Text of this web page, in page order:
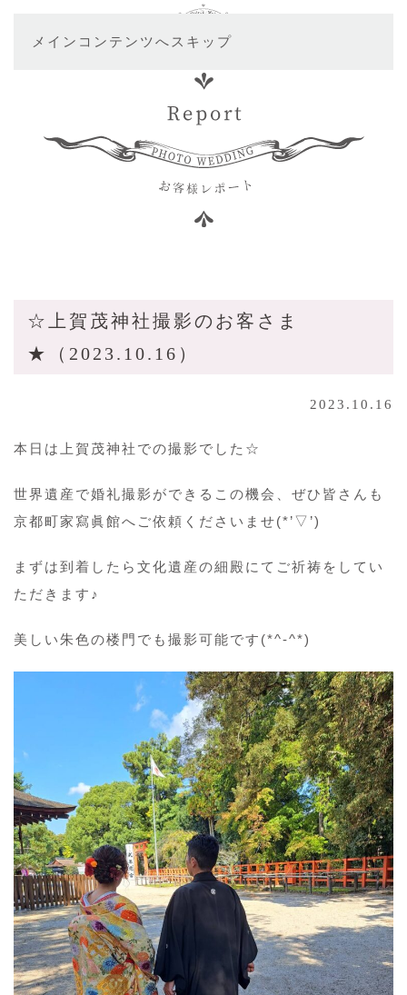
メインコンテンツへスキップ
☆上賀茂神社撮影のお客さま
★（2023.10.16）
2023.10.16
本日は上賀茂神社での撮影でした☆
世界遺産で婚礼撮影ができるこの機会、ぜひ皆さんも
京都町家寫眞館へご依頼くださいませ(*’▽’)
まずは到着したら文化遺産の細殿にてご祈祷をしてい
ただきます♪
美しい朱色の楼門でも撮影可能です(*^-^*)